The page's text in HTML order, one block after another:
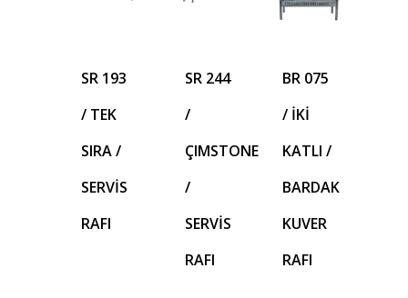
SR 193
/ TEK
SIRA /
SERVİS
RAFI
SR 244
/
ÇIMSTONE
/
SERVİS
RAFI
BR 075
/ İKİ
KATLI /
BARDAK
KUVER
RAFI